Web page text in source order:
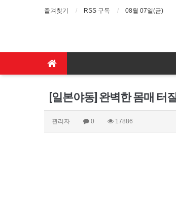
즐겨찾기 RSS 구독 08월 07일(금)
[일본야동] 완벽한 몸매 터
관리자 0 17886